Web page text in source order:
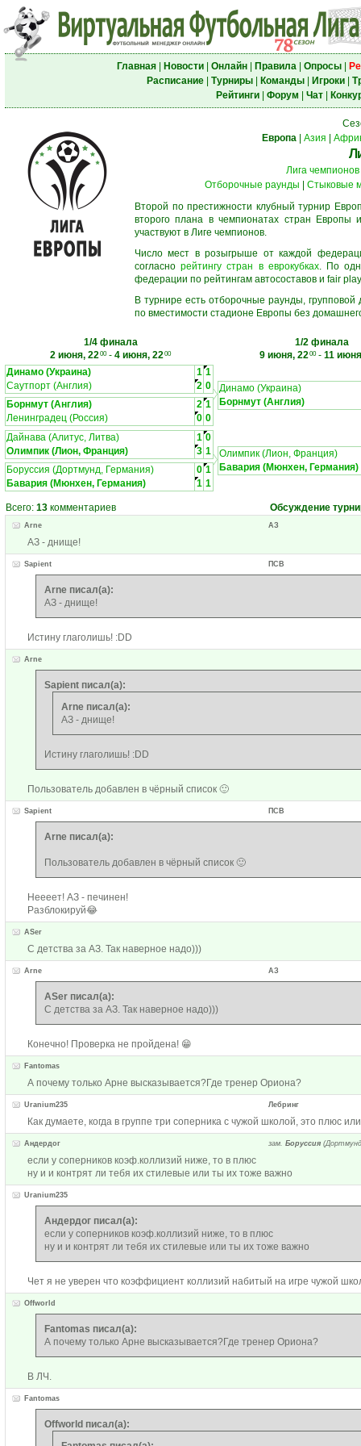
Главная| Новости| Онлайн| Правила| Опросы|
Расписание| Турниры| Команды| Игроки|
Рейтинги| Форум Чат|
Европа
Азия
Лига чемпионов
Отборочные раунды
Стыковые
Второй по престижности клубный турнир
второго плана в чемпионатах стран Европы
участвуют в Лиге чемпионов.
Число мест в розыгрыше от каждой
согласнорейтингу стран в еврокубках. По
федерации по рейтингам автосоставов и fair
В турнире есть отборочные раунды,
по вместимости стадионе Европы без
1/4 финала
2 июня, 2200- 4 июня, 2200
1/2 финала
9 июня, 2200- 11
Динамо (Украина)
1 1
Саутпорт (Англия)
2 0
Борнмут (Англия)
2 1
Ленинградец (Россия)
0 0
Динамо (Украина)
Борнмут (Англия)
Дайнава (Алитус, Литва) 1 0
Олимпик (Лион, Франция)
3 1
Боруссия (Дортмунд, Германия)
0 1
Бавария (Мюнхен, Германия)
1 1
Олимпик (Лион, Франция)
Бавария (Мюнхен, Германия)
Всего: 13 комментариев Обсуждение
Arne АЗ
АЗ - днище!
Sapient ПСВ
Arne писал(а):
АЗ - днище!
Истину глаголишь! :DD
Arne
Sapient писал(а):
Arne писал(а):
АЗ - днище!
Истину глаголишь! :DD
Пользователь добавлен в чёрный список 🙂
Sapient ПСВ
Arne писал(а):
Пользователь добавлен в чёрный список 🙂
Неееет! АЗ - печинен!
Разблокируй😂
ASer
С детства за АЗ. Так наверное надо)))
Arne АЗ
ASer писал(а):
С детства за АЗ. Так наверное надо)))
Конечно! Проверка не пройдена! 😁
Fantomas
А почему только Арне высказывается?Где тренер Ориона?
Uranium235 Лебринг
Как думаете, когда в группе три соперника с чужой школой, это плюс
Андердог зам. Боруссия
если у соперников коэф.коллизий ниже, то в плюс
ну и и контрят ли тебя их стилевые или ты их тоже важно
Uranium235
Андердог писал(а):
если у соперников коэф.коллизий ниже, то в плюс
ну и и контрят ли тебя их стилевые или ты их тоже важно
Чет я не уверен что коэффициент коллизий набитый на игре чужой
Offworld
Fantomas писал(а):
А почему только Арне высказывается?Где тренер Ориона?
В ЛЧ.
Fantomas
Offworld писал(а):